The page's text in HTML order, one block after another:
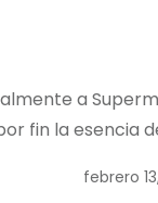
a
fin la esencia
febrero